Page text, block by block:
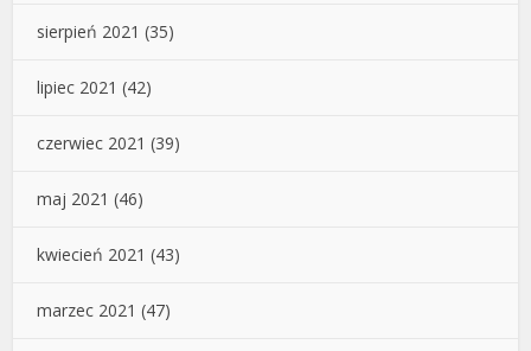
sierpień 2021 (35)
lipiec 2021 (42)
czerwiec 2021 (39)
maj 2021 (46)
kwiecień 2021 (43)
marzec 2021 (47)